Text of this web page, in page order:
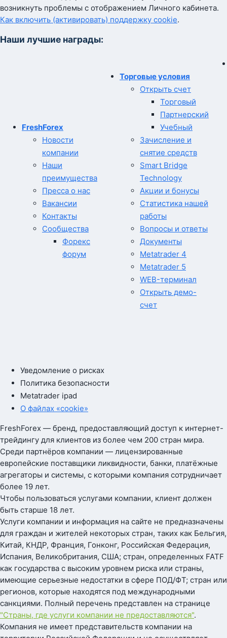
возникнуть проблемы с отображением Личного кабинета.
Как включить (активировать) поддержку cookie.
Наши лучшие награды:
FreshForex
Новости
компании
Наши
преимущества
Пресса о нас
Вакансии
Контакты
Сообщества
Форекс
форум
Торговые условия
Открыть счет
Торговый
Партнерский
Учебный
Зачисление и
снятие средств
Smart Bridge
Technology
Акции и бонусы
Статистика нашей
работы
Вопросы и ответы
Документы
Metatrader 4
Metatrader 5
WEB-терминал
Открыть демо-
счет
Уведомление о рисках
Политика безопасности
Metatrader ipad
О файлах «cookie»
FreshForex — бренд, предоставляющий доступ к интернет-
трейдингу для клиентов из более чем 200 стран мира.
Среди партнёров компании — лицензированные
европейские поставщики ликвидности, банки, платёжные
агрегаторы и системы, с которыми компания сотрудничает
более 19 лет.
Чтобы пользоваться услугами компании, клиент должен
быть старше 18 лет.
Услуги компании и информация на сайте не предназначены
для граждан и жителей некоторых стран, таких как Бельгия,
Китай, КНДР, Франция, Гонконг, Российская Федерация,
Испания, Великобритания, США; стран, определенных FATF
как государства с высоким уровнем риска или страны,
имеющие серьезные недостатки в сфере ПОД/ФТ; стран или
регионов, которые находятся под международными
санкциями. Полный перечень представлен на странице
"Страны, где услуги компании не предоставляются".
Компания не имеет представительств компании на